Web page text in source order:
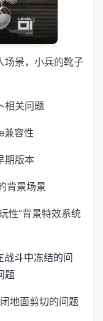
场景，小兵的靴子
相关问题
兼容性
期版本
背景场景
性”背景特效系统
战斗中冻结的问
题
地面剪切的问题